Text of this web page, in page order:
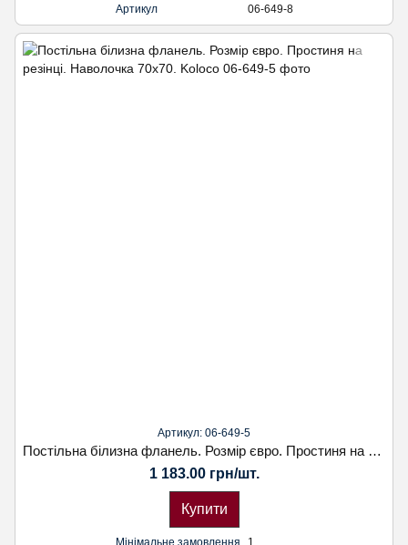
Артикул
06-649-8
Артикул: 06-649-5
Постільна білизна фланель. Розмір євро. Простиня на резінці. Наволочка 70х70. Koloco
1 183.00 грн/шт.
Купити
Мінімальне замовлення 1